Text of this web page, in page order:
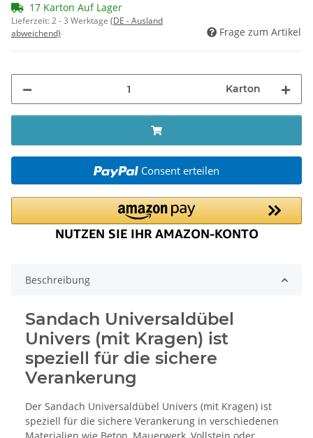
17 Karton Auf Lager
Lieferzeit:2 - 3 Werktage (DE - Ausland
abweichend)
Frage zum Artikel
Karton
Consent erteilen
Beschreibung
Sandach Universaldübel
Univers (mit Kragen) ist
speziell für die sichere
Verankerung
Der Sandach Universaldübel Univers (mit Kragen) ist
speziell für die sichere Verankerung in verschiedenen